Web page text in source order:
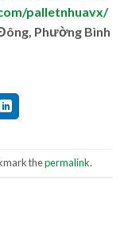
palletnhuavx/
Phường Bình
thepermalink.